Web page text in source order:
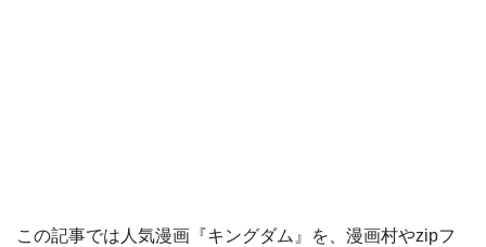
この記事では人気漫画『キングダム』を、漫画村やzipフ